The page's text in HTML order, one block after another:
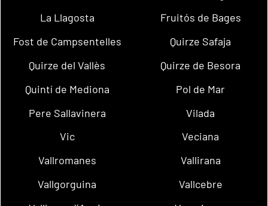
La Llagosta
Fruitós de Bages
Fost de Campsentelles
Quirze Safaja
Quirze del Vallès
Quirze de Besora
Quintí de Mediona
Pol de Mar
Pere Sallavinera
Vilada
Vic
Veciana
Vallromanes
Vallirana
Vallgorguina
Vallcebre